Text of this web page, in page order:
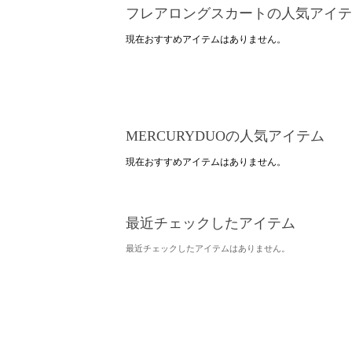
フレアロングスカートの人気アイ
現在おすすめアイテムはありません。
MERCURYDUOの人気アイテム
現在おすすめアイテムはありません。
最近チェックしたアイテム
最近チェックしたアイテムはありません。